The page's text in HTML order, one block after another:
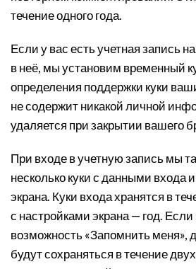
течение одного года.
Если у вас есть учетная запись
в неё, мы установим временный
определения поддержки куки
не содержит никакой личной
удаляется при закрытии вашего
При входе в учетную запись мы
несколько куки с данными входа
экрана. Куки входа хранятся в
с настройками экрана — год.
возможность «Запомнить меня»,
будут сохраняться в течение